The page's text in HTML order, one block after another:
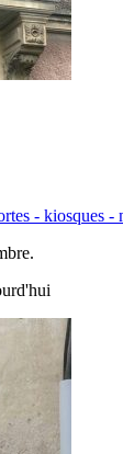
- kiosques -